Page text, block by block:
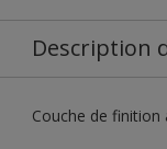
Description
Couche de finition